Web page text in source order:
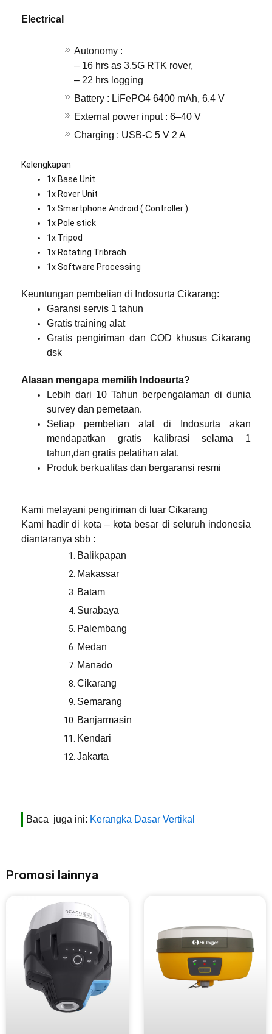
Electrical
Autonomy :
– 16 hrs as 3.5G RTK rover,
– 22 hrs logging
Battery : LiFePO4 6400 mAh, 6.4 V
External power input : 6–40 V
Charging : USB-C 5 V 2 A
Kelengkapan
1x Base Unit
1x Rover Unit
1x Smartphone Android ( Controller )
1x Pole stick
1x Tripod
1x Rotating Tribrach
1x Software Processing
Keuntungan pembelian di Indosurta Cikarang:
Garansi servis 1 tahun
Gratis training alat
Gratis pengiriman dan COD khusus Cikarang
dsk
Alasan mengapa memilih Indosurta?
Lebih dari 10 Tahun berpengalaman di dunia
survey dan pemetaan.
Setiap pembelian alat di Indosurta akan
mendapatkan gratis kalibrasi selama 1
tahun,dan gratis pelatihan alat.
Produk berkualitas dan bergaransi resmi
Kami melayani pengiriman di luar Cikarang
Kami hadir di kota – kota besar di seluruh indonesia
diantaranya sbb :
Balikpapan
Makassar
Batam
Surabaya
Palembang
Medan
Manado
Cikarang
Semarang
Banjarmasin
Kendari
Jakarta
Baca juga ini: Kerangka Dasar Vertikal
Promosi lainnya